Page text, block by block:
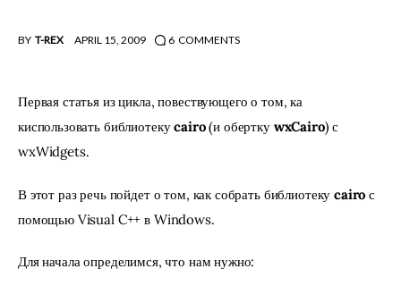
BY T-REX APRIL 15, 2009 6 COMMENTS
Первая статья из цикла, повествующего о том, ка
киспользовать библиотеку cairo (и обертку wxCairo) с
wxWidgets.
В этот раз речь пойдет о том, как собрать библиотеку cairo с
помощью Visual C++ в Windows.
Для начала определимся, что нам нужно: